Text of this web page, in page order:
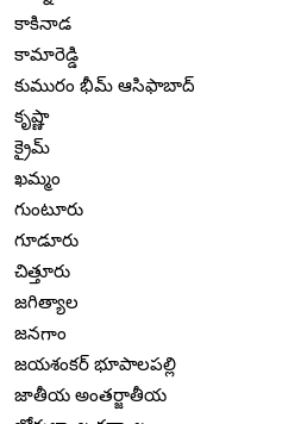
కాకినాడ
కామారెడ్డి
కుమురం భీమ్ ఆసిఫాబాద్
కృష్ణా
క్రైమ్
ఖమ్మం
గుంటూరు
గూడూరు
చిత్తూరు
జగిత్యాల
జనగాం
జయశంకర్ భూపాలపల్లి
జాతీయ అంతర్జాతీయ